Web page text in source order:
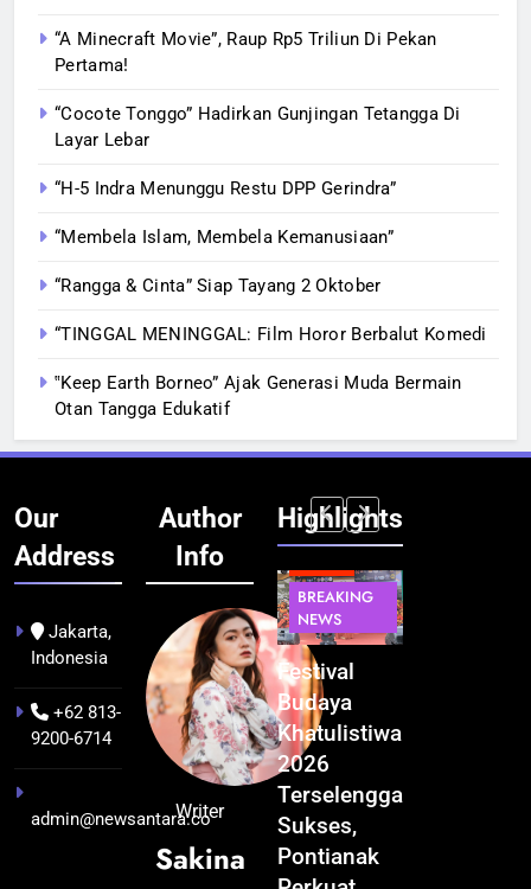
“A Minecraft Movie”, Raup Rp5 Triliun Di Pekan
Pertama!
“Cocote Tonggo” Hadirkan Gunjingan Tetangga Di
Layar Lebar
“H-5 Indra Menunggu Restu DPP Gerindra”
“Membela Islam, Membela Kemanusiaan”
“Rangga & Cinta” Siap Tayang 2 Oktober
“TINGGAL MENINGGAL: Film Horor Berbalut Komedi
‟Keep Earth Borneo” Ajak Generasi Muda Bermain
Otan Tangga Edukatif
Our
Address
Jakarta,
Indonesia
+62 813-
9200-6714
admin@newsantara.co
Author
Info
Writer
Sakina
Highlights
BERITA
NEWS
Kualitas
Pramuwisata
Dukung
Peningkatan
Pariwisata
INFRASTRUKTUR
TEKNOLOGI
Indonesia
Resmi
Bangun AI
Factory
se-Asia
Tenggara,
BREAKING
NEWS
Festival
Budaya
Khatulistiwa
2026
Terselenggara
Sukses,
Pontianak